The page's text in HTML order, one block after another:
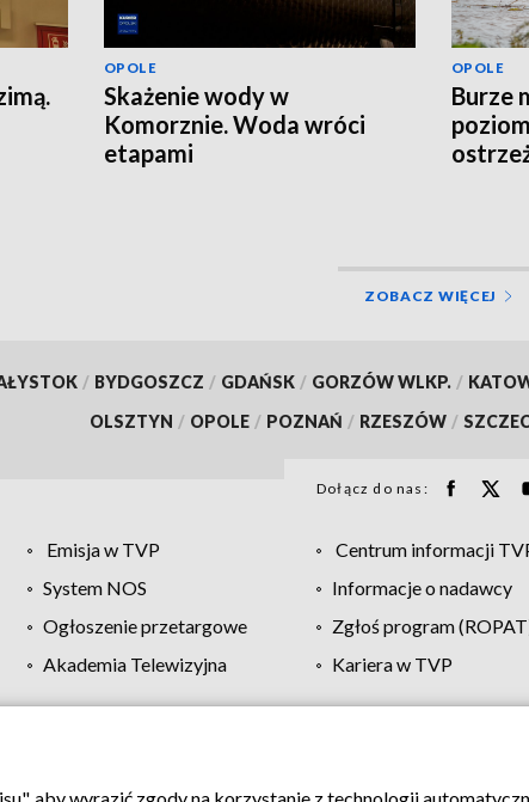
OPOLE
Skażenie wody w
Komorznie. Woda wróci
etapami
OPOLE
Burze
ZOBACZ WIĘCEJ
/ BYDGOSZCZ / GDAŃSK / GORZÓW WLKP. /
OLSZTYN / OPOLE / POZNAŃ / RZESZÓW /
Dołącz do nas:
Emisja w TVP Centrum informacji
System NOS Informacje o nadawcy
Ogłoszenie przetargowe Zgłoś program
Akademia Telewizyjna Kariera w TVP
Regulamin TVP Polityka prywatności Moje zgody